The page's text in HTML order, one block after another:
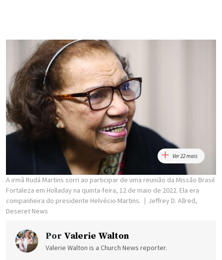
Ver 22 mais
A irmã Rudá Martins sorri ao participar de uma reunião da Missão Brasil
Fortaleza em Holladay na quinta-feira, 12 de maio de 2022. Ela era
companheira do presidente Helvécio Martins.
Jeffrey D. Allred,
Deseret News
Por Valerie Walton
Valerie Walton is a Church News reporter.